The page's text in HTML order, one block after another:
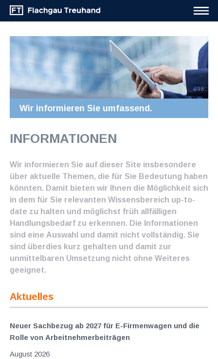
Wir informieren Sie umfassend.
INFORMATIONEN
Wir informieren Sie auf dieser Site insbesondere
über aktuelle Themen, die für Sie Bedeutung haben
könnten. Damit bieten wir Ihnen die Möglichkeit sich
in dem für Sie relevanten Wissensbereich up-to-
date zu halten und möglichst früh allfälligen
Handlungsbedarf zu erkennen. Die Informationen
sind eine Auswahl und damit nicht vollständig. Sie
sind überdies kurz gehalten und damit zur
unmittelbaren Umsetzung nicht ohne Weiteres
geeignet.
Aktuelles
Neuer Sachbezug ab 2027 für E-Firmenwagen und die
Rolle von Arbeitnehmer​­beiträgen
August 2026